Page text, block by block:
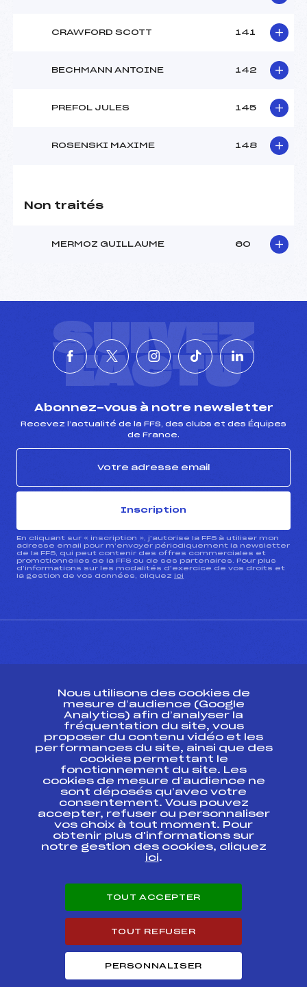
CRAWFORD SCOTT 141
BECHMANN ANTOINE 142
PREFOL JULES 145
ROSENSKI MAXIME 148
Non traités
MERMOZ GUILLAUME 60
SUIVEZ
L'ACTU
Abonnez-vous à notre newsletter
Recevez l’actualité de la FFS, des clubs et des Équipes
de France.
Inscription
En cliquant sur « inscription », j’autorise la FFS à utiliser mon
adresse email pour m’envoyer périodiquement la newsletter
de la FFS, qui peut contenir des offres commerciales et
promotionnelles de la FFS ou de ses partenaires. Pour plus
d’informations sur les modalités d’exercice de vos droits et
la gestion de vos données, cliquez ici
Ressources
Pass’Neige
Projet sportif fédéral
Projet de performance fédéral
Antidopage
Pôle Développement, Formation, Suivi
Scientifique
Listes ministérielles
Pôle vie de l’athlète
Enseignement professionnel
Carrières
Nous utilisons des cookies de
mesure d’audience (Google
Analytics) afin d’analyser la
fréquentation du site, vous
proposer du contenu vidéo et les
performances du site, ainsi que des
cookies permettant le
fonctionnement du site. Les
cookies de mesure d’audience ne
sont déposés qu’avec votre
consentement. Vous pouvez
accepter, refuser ou personnaliser
vos choix à tout moment. Pour
obtenir plus d'informations sur
notre gestion des cookies, cliquez
ici.
TOUT ACCEPTER
TOUT REFUSER
PERSONNALISER